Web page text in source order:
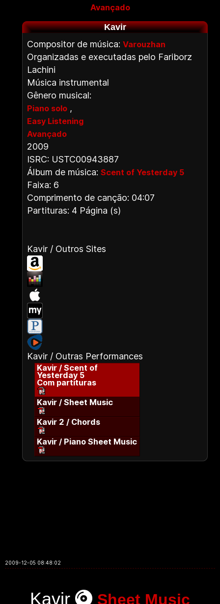
Avançado
Kavir
Compositor de música: Varouzhan
Organizadas e executadas pelo Fariborz
Lachini
Música instrumental
Gênero musical:
Piano solo ,
Easy Listening
Avançado
2009
ISRC: USTC00943887
Álbum de música: Scent of Yesterday 5
Faixa: 6
Comprimento de canção: 04:07
Partituras: 4 Página (s)
Kavir / Outros Sites
Kavir / Outras Performances
Kavir / Scent of
Yesterday 5
Com partituras
Kavir / Sheet Music
Kavir 2 / Chords
Kavir / Piano Sheet Music
2009-12-05 08:48:02
Kavir Sheet Music